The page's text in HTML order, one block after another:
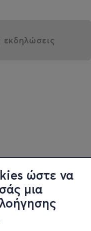
ώστε να
μια
εκδηλώσεις